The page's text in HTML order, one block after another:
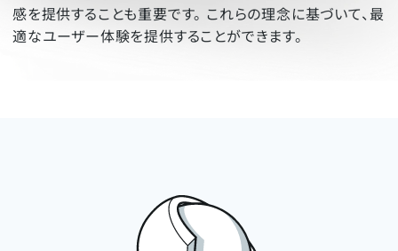
感を提供することも重要です。 これらの理念に基づいて、最
適なユーザー体験を提供することができます。